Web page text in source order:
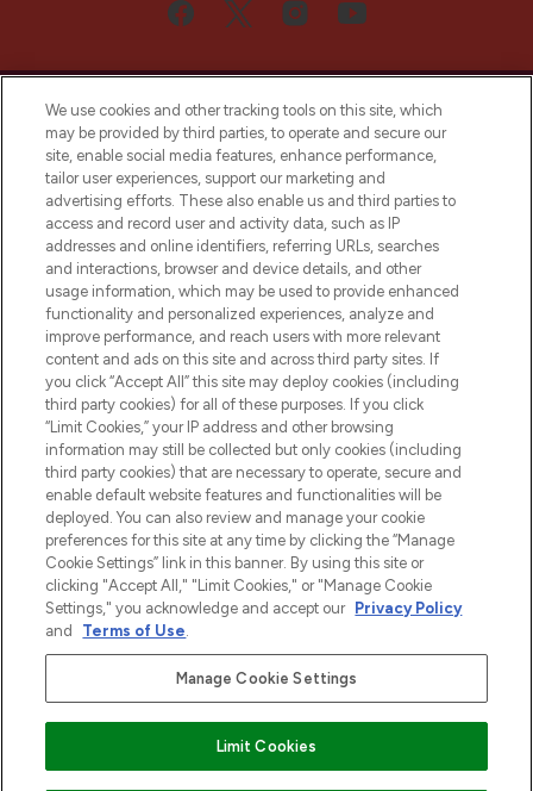
Bądź pierwszą osobą, która dowie się o
najnowszych produktach, od niszowych i
uznanych marek, sezonowych trendach i
otrzyma ekskluzywne artykuły redakcyjne
z Sunday Supplement.
Zgoda na pliki cookie
Do Not Sell or Share My Personal
Information
POMOC & INFORMACJE
WAŻNE INFORMACJE
O LOOKFANTASTIC
Płać bezpiecznie za pomocą
We use cookies and other tracking tools on this site, which
may be provided by third parties, to operate and secure our
site, enable social media features, enhance performance,
tailor user experiences, support our marketing and
advertising efforts. These also enable us and third parties to
access and record user and activity data, such as IP
addresses and online identifiers, referring URLs, searches
and interactions, browser and device details, and other
usage information, which may be used to provide enhanced
functionality and personalized experiences, analyze and
improve performance, and reach users with more relevant
content and ads on this site and across third party sites. If
you click “Accept All” this site may deploy cookies (including
third party cookies) for all of these purposes. If you click
“Limit Cookies,” your IP address and other browsing
information may still be collected but only cookies (including
third party cookies) that are necessary to operate, secure and
enable default website features and functionalities will be
deployed. You can also review and manage your cookie
preferences for this site at any time by clicking the “Manage
Cookie Settings” link in this banner. By using this site or
clicking "Accept All," "Limit Cookies," or "Manage Cookie
Settings," you acknowledge and accept our Privacy Policy
and
Terms of Use.
Manage Cookie Settings
Limit Cookies